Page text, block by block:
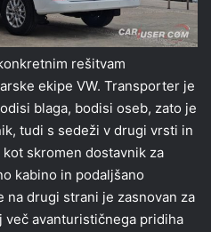
rešitvam
ekipe VW. Transporter je
blaga, bodisi oseb, zato je
tudi s sedeži v drugi vrsti in
skromen dostavnik za
kabino in podaljšano
na drugi strani je zasnovan za
avanturističnega pridiha